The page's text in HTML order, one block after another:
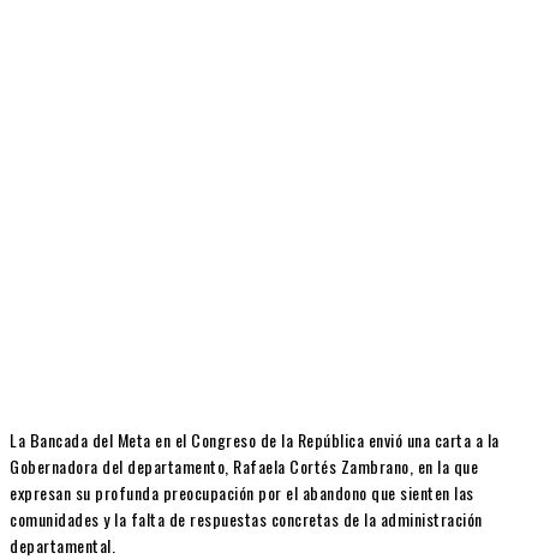
La Bancada del Meta en el Congreso de la República envió una carta a la
Gobernadora del departamento, Rafaela Cortés Zambrano, en la que
expresan su profunda preocupación por el abandono que sienten las
comunidades y la falta de respuestas concretas de la administración
departamental.